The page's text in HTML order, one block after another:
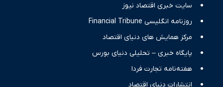
سایت خبری اقتصاد نیوز
روزنامه انگلیسی Financial Tribune
مرکز همایش های دنیای اقتصاد
پایگاه خبری – تحلیلی دنیای بورس
هفته‌نامه تجارت فردا
انتشارات دنیای اقتصاد